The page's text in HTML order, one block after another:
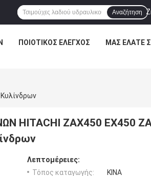
Αναζήτηση
ΠΟΙΟΤΙΚΌΣ ΈΛΕΓΧΟΣ ΜΑΣ ΕΛΆΤΕ
HITACHI ZAX450 EX450
Λεπτομέρειες:
Τόπος καταγωγής:
ΚΙΝΑ